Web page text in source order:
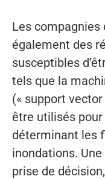
Les
également des
susceptibles
tels que la
(« support
être utilisés
déterminant les
inondations.
prise de